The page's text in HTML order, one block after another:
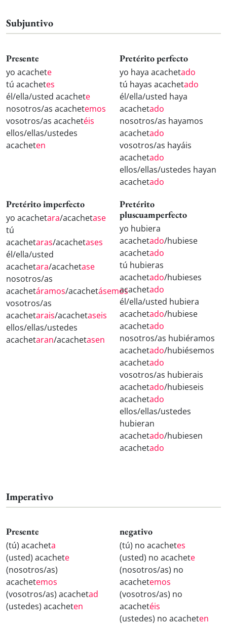
Subjuntivo
Presente
yo acachete
tú acachetes
él/ella/usted acachete
nosotros/as acachetemos
vosotros/as acachetéis
ellos/ellas/ustedes
acacheten
Pretérito perfecto
yo haya acachetado
tú hayas acachetado
él/ella/usted haya
acachetado
nosotros/as hayamos
acachetado
vosotros/as hayáis
acachetado
ellos/ellas/ustedes hayan
acachetado
Pretérito imperfecto
yo acachetara/acachetase
tú
acachetaras/acachetases
él/ella/usted
acachetara/acachetase
nosotros/as
acachetáramos/acachetásemos
vosotros/as
acachetarais/acachetaseis
ellos/ellas/ustedes
acachetaran/acachetasen
Pretérito
pluscuamperfecto
yo hubiera
acachetado/hubiese
acachetado
tú hubieras
acachetado/hubieses
acachetado
él/ella/usted hubiera
acachetado/hubiese
acachetado
nosotros/as hubiéramos
acachetado/hubiésemos
acachetado
vosotros/as hubierais
acachetado/hubieseis
acachetado
ellos/ellas/ustedes
hubieran
acachetado/hubiesen
acachetado
Imperativo
Presente
(tú) acacheta
(usted) acachete
(nosotros/as)
acachetemos
(vosotros/as) acachetad
(ustedes) acacheten
negativo
(tú) no acachetes
(usted) no acachete
(nosotros/as) no
acachetemos
(vosotros/as) no
acachetéis
(ustedes) no acacheten